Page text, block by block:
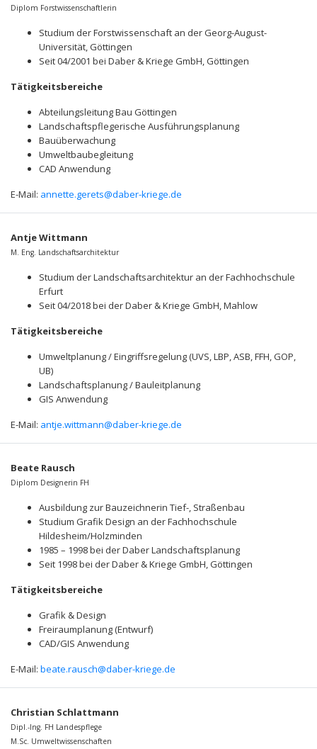
Diplom Forstwissenschaftlerin
Studium der Forstwissenschaft an der Georg-August-
Universität, Göttingen
Seit 04/2001 bei Daber & Kriege GmbH, Göttingen
Tätigkeitsbereiche
Abteilungsleitung Bau Göttingen
Landschaftspflegerische Ausführungsplanung
Bauüberwachung
Umweltbaubegleitung
CAD Anwendung
E-Mail: annette.gerets@daber-kriege.de
Antje Wittmann
M. Eng. Landschaftsarchitektur
Studium der Landschaftsarchitektur an der Fachhochschule
Erfurt
Seit 04/2018 bei der Daber & Kriege GmbH, Mahlow
Tätigkeitsbereiche
Umweltplanung / Eingriffsregelung (UVS, LBP, ASB, FFH, GOP,
UB)
Landschaftsplanung / Bauleitplanung
GIS Anwendung
E-Mail: antje.wittmann@daber-kriege.de
Beate Rausch
Diplom Designerin FH
Ausbildung zur Bauzeichnerin Tief-, Straßenbau
Studium Grafik Design an der Fachhochschule
Hildesheim/Holzminden
1985 – 1998 bei der Daber Landschaftsplanung
Seit 1998 bei der Daber & Kriege GmbH, Göttingen
Tätigkeitsbereiche
Grafik & Design
Freiraumplanung (Entwurf)
CAD/GIS Anwendung
E-Mail: beate.rausch@daber-kriege.de
Christian Schlattmann
Dipl.-Ing. FH Landespflege
M.Sc. Umweltwissenschaften